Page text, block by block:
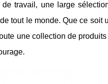
travail, une large
tout le monde. Que ce soit
une collection de